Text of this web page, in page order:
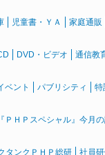
児童書・ＹＡ 家庭通販
DVD・ビデオ 通信教
ベント パブリシティ 特
『ＰＨＰスペシャル』今月
タンクＰＨＰ総研 社員